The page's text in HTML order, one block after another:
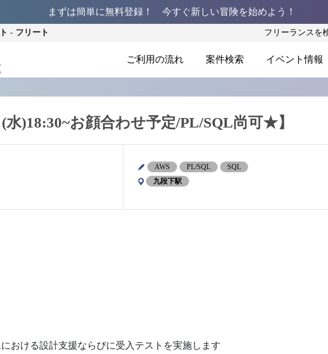
まずは簡単に無料登録！ 今すぐ新しい冒険を始めよう！
- フリート フリーランスを
ご利用の流れ 案件検索 イベント情報
水)18:30~お顔合わせ予定/PL/SQL尚可★】
AWS PL/SQL
SQL
九段下駅
おける設計支援ならびに受入テストを実施します